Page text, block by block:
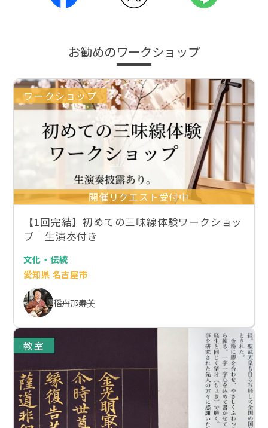
お勧めのワークショップ
ワークショップ
開催リクエスト受付中
【1回完結】初めての三味線体験ワークショッ
プ｜生演奏付き
文化・伝統
愛知県 名古屋市
稻舟那寿美
教室